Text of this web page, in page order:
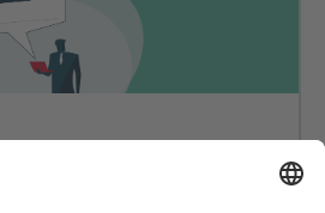
Profi-Buch­hal­
es nach.